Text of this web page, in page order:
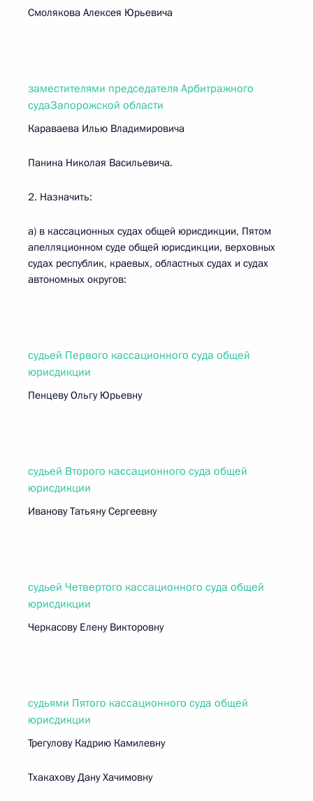
Смолякова Алексея Юрьевича
заместителями председателя Арбитражного
судаЗапорожской области
Караваева Илью Владимировича
Панина Николая Васильевича.
2. Назначить:
а) в кассационных судах общей юрисдикции, Пятом
апелляционном суде общей юрисдикции, верховных
судах республик, краевых, областных судах и судах
автономных округов:
судьей Первого кассационного суда общей
юрисдикции
Пенцеву Ольгу Юрьевну
судьей Второго кассационного суда общей
юрисдикции
Иванову Татьяну Сергеевну
судьей Четвертого кассационного суда общей
юрисдикции
Черкасову Елену Викторовну
судьями Пятого кассационного суда общей
юрисдикции
Трегулову Кадрию Камилевну
Тхакахову Дану Хачимовну